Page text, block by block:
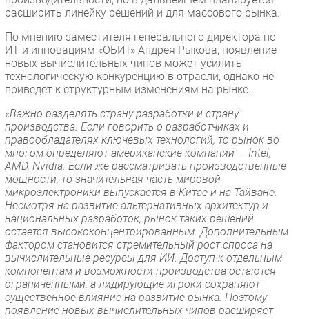
Мероприятия
IT класс
Тестовый стенд
Каталог компаний
расширить линейку решений и для массового рынка.
По мнению заместителя генерального директора по
ИТ и инновациям «ОБИТ» Андрея Рыкова, появление
новых вычислительных чипов может усилить
технологическую конкуренцию в отрасли, однако не
приведет к структурным изменениям на рынке.
«Важно разделять страну разработки и страну
производства. Если говорить о разработчиках и
правообладателях ключевых технологий, то рынок во
многом определяют американские компании — Intel,
AMD, Nvidia. Если же рассматривать производственные
мощности, то значительная часть мировой
микроэлектроники выпускается в Китае и на Тайване.
Несмотря на развитие альтернативных архитектур и
национальных разработок, рынок таких решений
остается высококонцентрированным. Дополнительным
фактором становится стремительный рост спроса на
вычислительные ресурсы для ИИ. Доступ к отдельным
компонентам и возможности производства остаются
ограниченными, а лидирующие игроки сохраняют
существенное влияние на развитие рынка. Поэтому
появление новых вычислительных чипов расширяет